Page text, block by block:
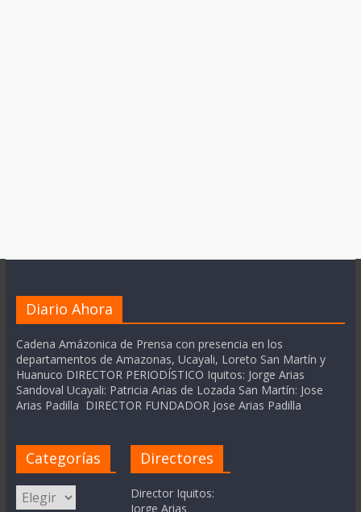
Diario Ahora
Cadena Amázonica de Prensa con presencia en los
departamentos de Amazonas, Ucayali, Loreto San Martín y
Huanuco DIRECTOR PERIODÍSTICO Iquitos: Jorge Arias
Sandoval Ucayali: Patricia Arias de Lozada San Martín: Jose
Arias Padilla DIRECTOR FUNDADOR Jose Arias Padilla
Categorías
Categorías
Directores
Director Iquitos:
Jorge Arias